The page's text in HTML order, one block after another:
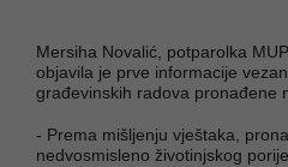
Mersiha Novalić, potparolka
objavila je prve informacije
građevinskih radova pronađene
- Prema mišljenju vještaka,
nedvosmisleno životinjskog